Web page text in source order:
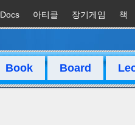
Docs 아티클 장기게임 책
Book Board